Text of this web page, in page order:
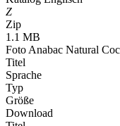
Z
Zip
1.1 MB
Foto Anabac Natural
Titel
Sprache
Typ
Größe
Download